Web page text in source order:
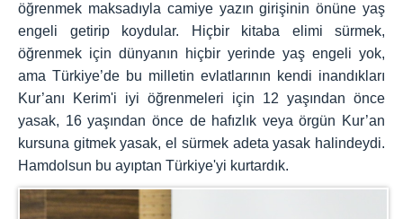
öğrenmek maksadıyla camiye yazın girişinin önüne yaş
engeli getirip koydular. Hiçbir kitaba elimi sürmek,
öğrenmek için dünyanın hiçbir yerinde yaş engeli yok,
ama Türkiye’de bu milletin evlatlarının kendi inandıkları
Kur’anı Kerim'i iyi öğrenmeleri için 12 yaşından önce
yasak, 16 yaşından önce de hafızlık veya örgün Kur’an
kursuna gitmek yasak, el sürmek adeta yasak halindeydi.
Hamdolsun bu ayıptan Türkiye'yi kurtardık.